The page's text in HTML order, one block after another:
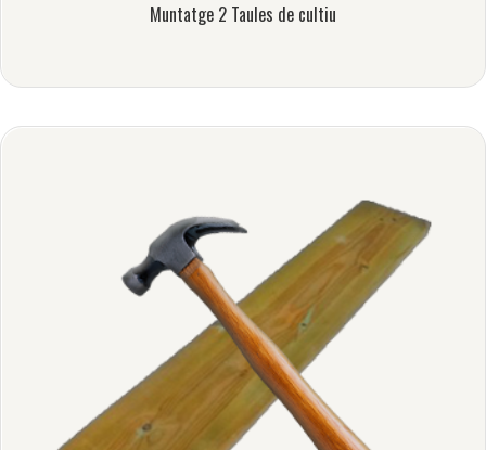
Muntatge 2 Taules de cultiu